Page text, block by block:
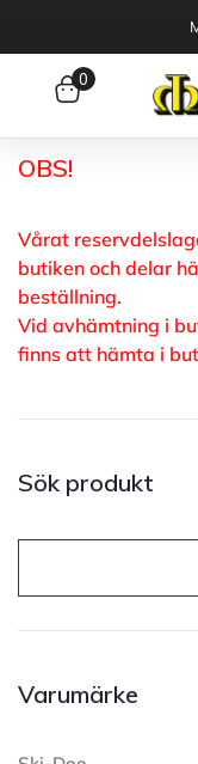
0
OBS!
Vårat
butiken och delar
beställning.
Vid avhämtning i
finns att hämta i
Sök produkt
Varumärke